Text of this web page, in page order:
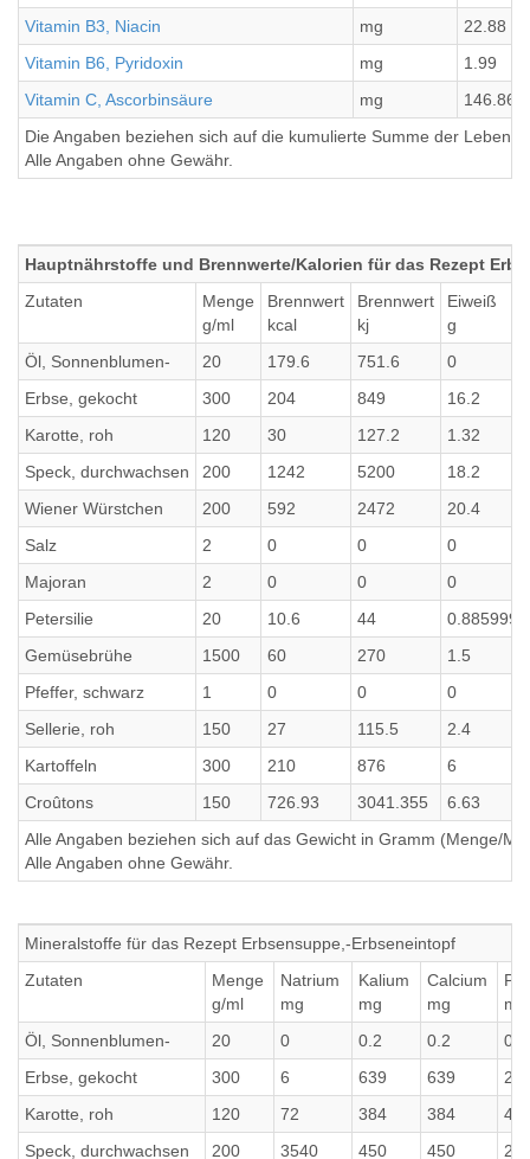
Vitamin B3, Niacin mg
22.88
Vitamin B6, Pyridoxin
mg
1.99
Vitamin C, Ascorbinsäure
mg
146.86
Die Angaben beziehen sich auf die kumulierte Summe der
Alle Angaben ohne Gewähr.
Hauptnährstoffe und Brennwerte/Kalorien für das Rezept
Zutaten
Menge
g/ml
Brennwert
kcal
Brennwert
kj
Eiweiß
g
Öl, Sonnenblumen-
20 179.6 751.6
0
Erbse, gekocht
300 204 849
16.2
Karotte, roh
120 30 127.2
1.32
Speck, durchwachsen
200 1242 5200
18.2
Wiener Würstchen
200 592 2472
20.4
Salz
2 0 0
0
Majoran
2 0 0
0
Petersilie
20 10.6 44
Gemüsebrühe
1500 60 270
1.5
Pfeffer, schwarz
1 0 0
0
Sellerie, roh
150 27 115.5
2.4
Kartoffeln
300 210 876
6
Croûtons
150 726.93 3041.355
6.63
Alle Angaben beziehen sich auf das Gewicht in Gramm (Menge/
Alle Angaben ohne Gewähr.
Mineralstoffe für das Rezept Erbsensuppe,-Erbseneintopf
Zutaten
Menge
g/ml
Natrium
mg
Kalium
mg
Calcium
mg
mg
Öl, Sonnenblumen-
20 0 0.2 0.2
0
Erbse, gekocht
300 6 639 639
Karotte, roh
120 72 384 384
Speck, durchwachsen
200 3540 450 450